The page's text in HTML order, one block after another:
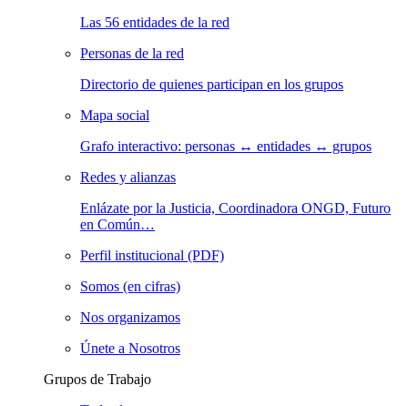
Las 56 entidades de la red
Personas de la red
Directorio de quienes participan en los grupos
Mapa social
Grafo interactivo: personas ↔ entidades ↔ grupos
Redes y alianzas
Enlázate por la Justicia, Coordinadora ONGD, Futuro
en Común…
Perfil institucional (PDF)
Somos (en cifras)
Nos organizamos
Únete a Nosotros
Grupos de Trabajo